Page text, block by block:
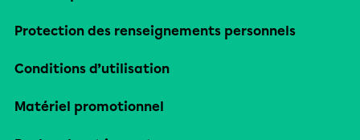
Protection des renseignements personnels
Conditions d’utilisation
Matériel promotionnel